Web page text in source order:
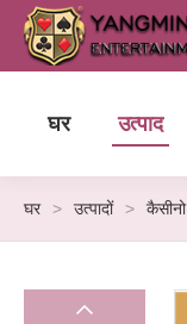
घर उत्पाद
घर > उत्पादों >